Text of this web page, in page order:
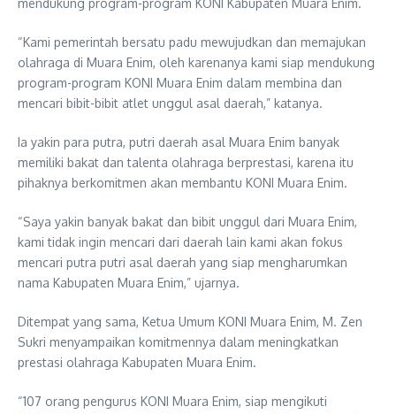
“Kami pemerintah bersatu padu mewujudkan dan memajukan
olahraga di Muara Enim, oleh karenanya kami siap mendukung
program-program KONI Muara Enim dalam membina dan
mencari bibit-bibit atlet unggul asal daerah,” katanya.
Ia yakin para putra, putri daerah asal Muara Enim banyak
memiliki bakat dan talenta olahraga berprestasi, karena itu
pihaknya berkomitmen akan membantu KONI Muara Enim.
“Saya yakin banyak bakat dan bibit unggul dari Muara Enim,
kami tidak ingin mencari dari daerah lain kami akan fokus
mencari putra putri asal daerah yang siap mengharumkan
nama Kabupaten Muara Enim,” ujarnya.
Ditempat yang sama, Ketua Umum KONI Muara Enim, M. Zen
Sukri menyampaikan komitmennya dalam meningkatkan
prestasi olahraga Kabupaten Muara Enim.
“107 orang pengurus KONI Muara Enim, siap mengikuti